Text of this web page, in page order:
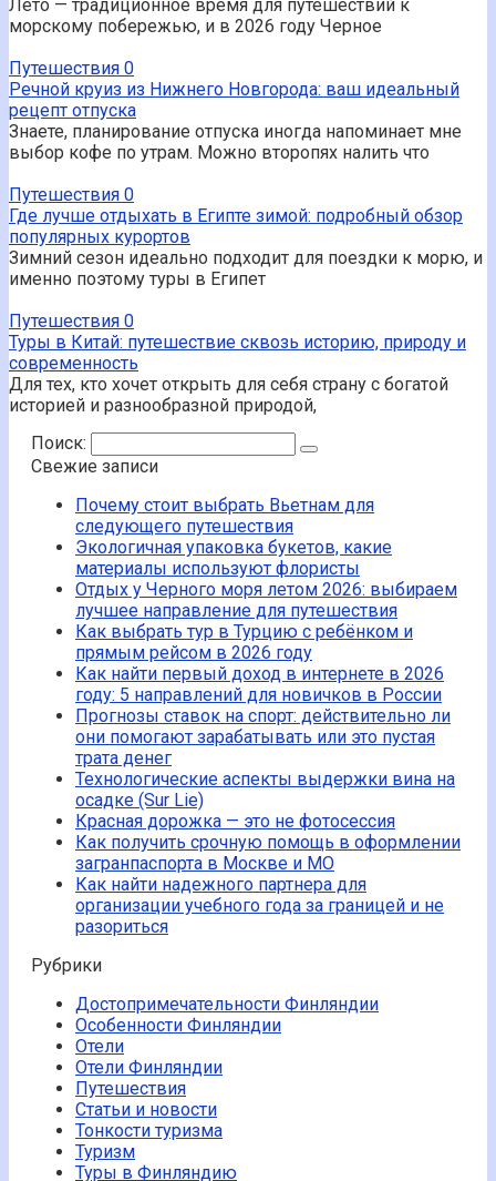
Лето — традиционное время для путешествий к
морскому побережью, и в 2026 году Черное
Путешествия 0
Речной круиз из Нижнего Новгорода: ваш идеальный
рецепт отпуска
Знаете, планирование отпуска иногда напоминает мне
выбор кофе по утрам. Можно второпях налить что
Путешествия 0
Где лучше отдыхать в Египте зимой: подробный обзор
популярных курортов
Зимний сезон идеально подходит для поездки к морю, и
именно поэтому туры в Египет
Путешествия 0
Туры в Китай: путешествие сквозь историю, природу и
современность
Для тех, кто хочет открыть для себя страну с богатой
историей и разнообразной природой,
Поиск:
Свежие записи
Почему стоит выбрать Вьетнам для
следующего путешествия
Экологичная упаковка букетов, какие
материалы используют флористы
Отдых у Черного моря летом 2026: выбираем
лучшее направление для путешествия
Как выбрать тур в Турцию с ребёнком и
прямым рейсом в 2026 году
Как найти первый доход в интернете в 2026
году: 5 направлений для новичков в России
Прогнозы ставок на спорт: действительно ли
они помогают зарабатывать или это пустая
трата денег
Технологические аспекты выдержки вина на
осадке (Sur Lie)
Красная дорожка — это не фотосессия
Как получить срочную помощь в оформлении
загранпаспорта в Москве и МО
Как найти надежного партнера для
организации учебного года за границей и не
разориться
Рубрики
Достопримечательности Финляндии
Особенности Финляндии
Отели
Отели Финляндии
Путешествия
Статьи и новости
Тонкости туризма
Туризм
Туры в Финляндию